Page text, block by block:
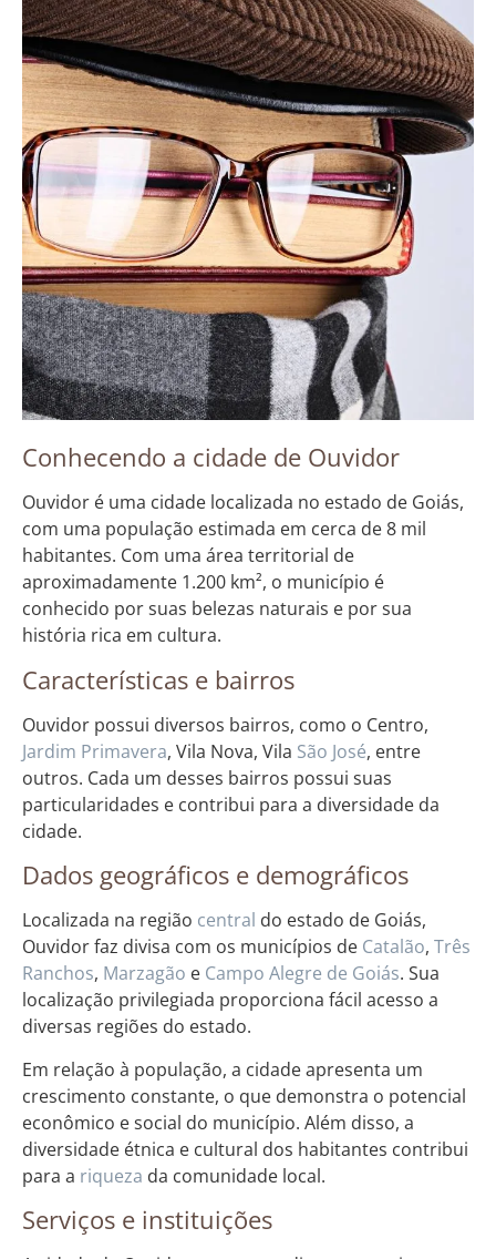
Conhecendo a cidade de Ouvidor
Ouvidor é uma cidade localizada no estado de Goiás,
com uma população estimada em cerca de 8 mil
habitantes. Com uma área territorial de
aproximadamente 1.200 km², o município é
conhecido por suas belezas naturais e por sua
história rica em cultura.
Características e bairros
Ouvidor possui diversos bairros, como o Centro,
Jardim Primavera, Vila Nova, Vila São José, entre
outros. Cada um desses bairros possui suas
particularidades e contribui para a diversidade da
cidade.
Dados geográficos e demográficos
Localizada na região central do estado de Goiás,
Ouvidor faz divisa com os municípios de Catalão, Três
Ranchos, Marzagão e Campo Alegre de Goiás. Sua
localização privilegiada proporciona fácil acesso a
diversas regiões do estado.
Em relação à população, a cidade apresenta um
crescimento constante, o que demonstra o potencial
econômico e social do município. Além disso, a
diversidade étnica e cultural dos habitantes contribui
para a riqueza da comunidade local.
Serviços e instituições